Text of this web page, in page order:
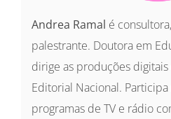
Andrea Ramal é
palestrante. Doutora em
dirige as produções
Editorial Nacional.
programas de TV e rádio